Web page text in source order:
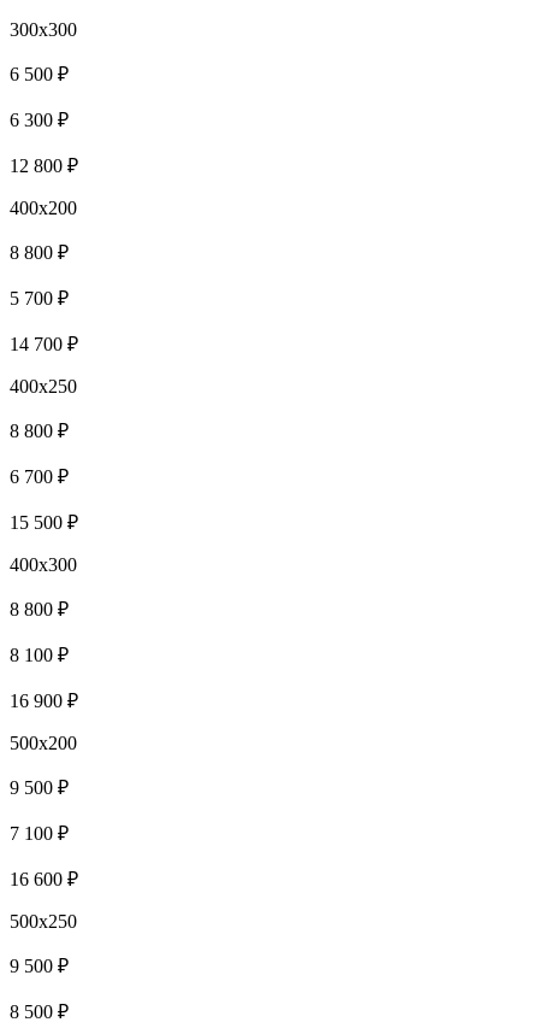
300x300
6 500 ₽
6 300 ₽
12 800 ₽
400x200
8 800 ₽
5 700 ₽
14 700 ₽
400x250
8 800 ₽
6 700 ₽
15 500 ₽
400x300
8 800 ₽
8 100 ₽
16 900 ₽
500x200
9 500 ₽
7 100 ₽
16 600 ₽
500x250
9 500 ₽
8 500 ₽